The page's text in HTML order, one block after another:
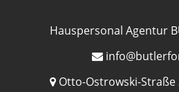
Hauspersonal Agentur
Otto-Ostrowski-Straße